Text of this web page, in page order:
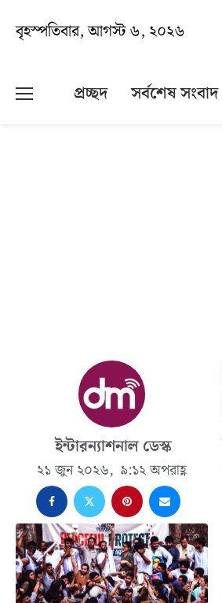
বৃহস্পতিবার, আগস্ট ৬, ২০২৬
প্রচ্ছদ সর্বশেষ সংবাদ
ইন্টারন্যাশনাল ডেস্ক
২১ জুন ২০২৬, ৯:১২ অপরাহ্ণ